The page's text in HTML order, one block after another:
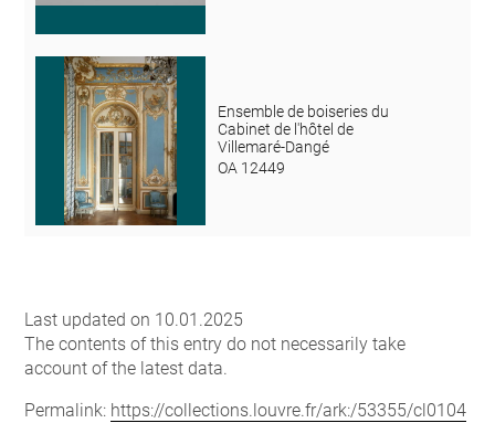
Ensemble de boiseries du
Cabinet de l'hôtel de
Villemaré-Dangé
OA 12449
Last updated on 10.01.2025
The contents of this entry do not necessarily take
account of the latest data.
Permalink: https://collections.louvre.fr/ark:/53355/cl0104